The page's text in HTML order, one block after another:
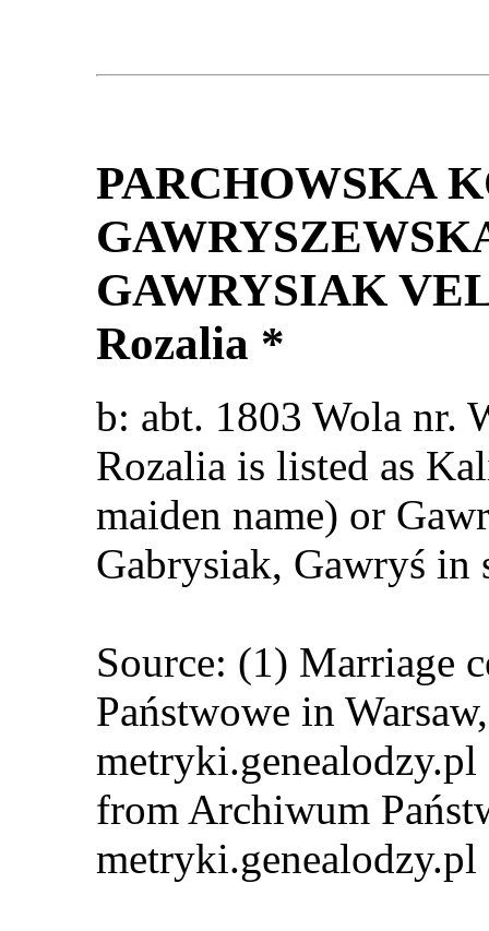
PARCHOWSKA
GAWRYSIAK
Rozalia *
b: abt. 1803 Wola nr.
Rozalia is listed as
maiden name) or
Gabrysiak, Gawryś in
Source: (1) Marriage
Państwowe in
from Archiwum
metryki.genealodzy.pl